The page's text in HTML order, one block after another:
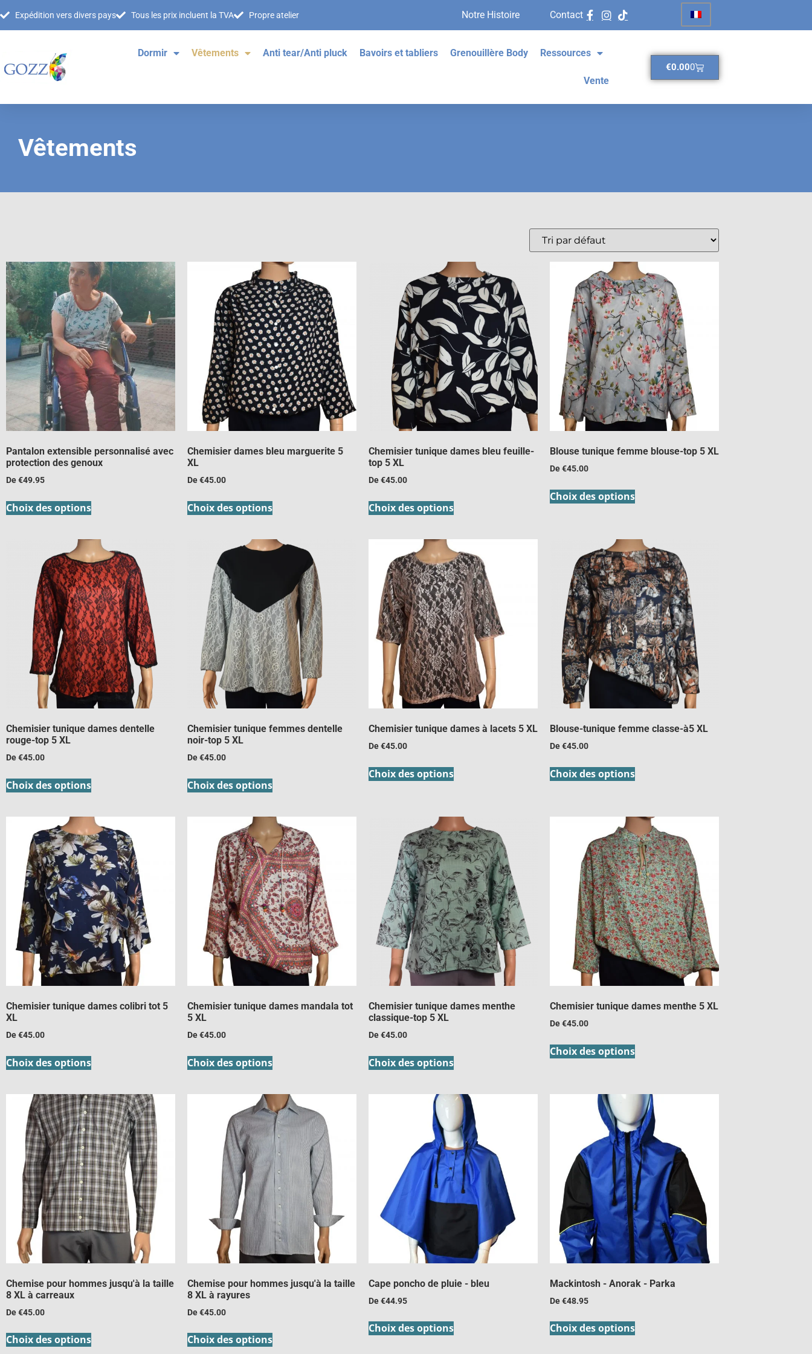
Expédition vers divers pays Tous les prix incluent la TVA Propre atelier Notre Histoire Contact
Dormir Vêtements Anti tear/Anti pluck Bavoirs et tabliers Grenouillère Body Ressources
Vente
€0.000
Vêtements
Pantalon extensible personnalisé avec
protection des genoux
De€49.95
Choix des options
Chemisier dames bleu marguerite 5
XL
De€45.00
Choix des options
Chemisier tunique dames bleu feuille-
top 5 XL
De€45.00
Choix des options
Blouse tunique femme blouse-top 5 XL
De€45.00
Choix des options
Chemisier tunique dames dentelle
rouge-top 5 XL
De€45.00
Choix des options
Chemisier tunique femmes dentelle
noir-top 5 XL
De€45.00
Choix des options
Chemisier tunique dames à lacets 5 XL
De€45.00
Choix des options
Blouse-tunique femme classe-à5 XL
De€45.00
Choix des options
Chemisier tunique dames colibri tot 5
XL
De€45.00
Choix des options
Chemisier tunique dames mandala tot
5 XL
De€45.00
Choix des options
Chemisier tunique dames menthe
classique-top 5 XL
De€45.00
Choix des options
Chemisier tunique dames menthe 5 XL
De€45.00
Choix des options
Chemise pour hommes jusqu'à la taille
8 XL à carreaux
De€45.00
Choix des options
Chemise pour hommes jusqu'à la taille
8 XL à rayures
De€45.00
Choix des options
Cape poncho de pluie - bleu
De€44.95
Choix des options
Mackintosh - Anorak - Parka
De€48.95
Choix des options